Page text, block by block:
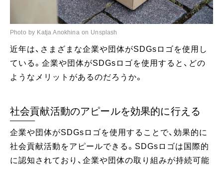
Photo by Katja Anokhina on Unsplash
近年は、さまざまな企業や団体がSDGsロゴを使用し
ている。企業や団体がSDGsロゴを使用すると、どの
ようなメリットがあるのだろうか。
社会貢献活動のアピールを効果的に行える
企業や団体がSDGsロゴを使用することで、効果的に
社会貢献活動をアピールできる。SDGsロゴは国際的
に認知されており、企業や団体の取り組みが持続可能